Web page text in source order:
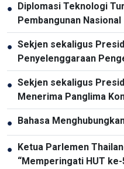
●
Diplomasi Teknologi
Pembangunan Nasional
● Sekjen sekaligus
Penyelenggaraan
Harus Diperbarui
● Sekjen sekaligus
Menerima Panglima
Paparo
●
Bahasa
●
Ketua Parlemen
“Memperingati HUT